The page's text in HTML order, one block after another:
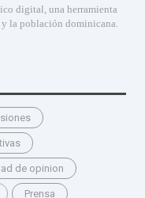
digital, una herramienta
la población dominicana.
de opinion
Prensa